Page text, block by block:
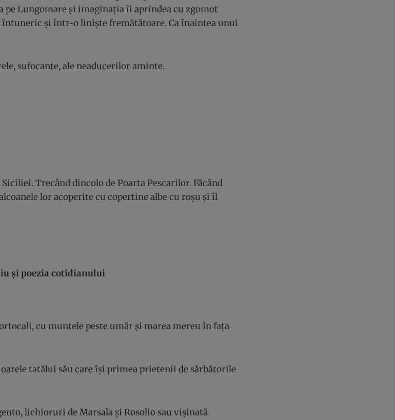
pe Lungomare și imaginația îi aprindea cu zgomot
și într-o liniște fremătătoare. Ca înaintea unui
sufocante, ale neaducerilor aminte.
Siciliei. Trecând dincolo de Poarta Pescarilor. Făcând
lor acoperite cu copertine albe cu roșu și îl
şi poezia cotidianului
cu muntele peste umăr și marea mereu în fața
tatălui său care își primea prietenii de sărbătorile
lichioruri de Marsala și Rosolio sau vișinată